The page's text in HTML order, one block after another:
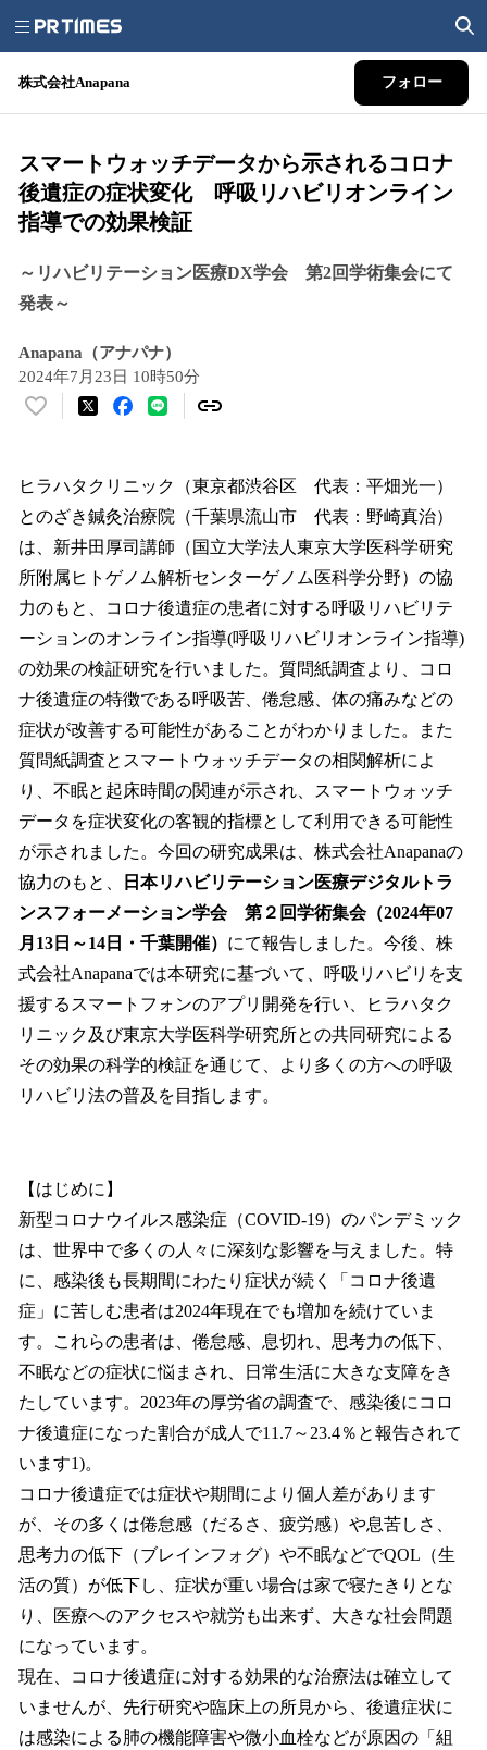
株式会社Anapana フォロー
スマートウォッチデータから示されるコロナ
後遺症の症状変化 呼吸リハビリオンライン
指導での効果検証
～リハビリテーション医療DX学会 第2回学術集会にて
発表～
Anapana（アナパナ）
2024年7月23日 10時50分
い
！
数
を
読
み
込
み
中
で
す
ヒラハタクリニック（東京都渋谷区 代表：平畑光一）
とのざき鍼灸治療院（千葉県流山市 代表：野崎真治）
は、新井田厚司講師（国立大学法人東京大学医科学研究
所附属ヒトゲノム解析センターゲノム医科学分野）の協
力のもと、コロナ後遺症の患者に対する呼吸リハビリテ
ーションのオンライン指導(呼吸リハビリオンライン指導)
の効果の検証研究を行いました。質問紙調査より、コロ
ナ後遺症の特徴である呼吸苦、倦怠感、体の痛みなどの
症状が改善する可能性があることがわかりました。また
質問紙調査とスマートウォッチデータの相関解析によ
り、不眠と起床時間の関連が示され、スマートウォッチ
データを症状変化の客観的指標として利用できる可能性
が示されました。今回の研究成果は、株式会社Anapanaの
協力のもと、
日本リハビリテーション医療デジタルトラ
ンスフォーメーション学会 第２回学術集会（2024年07
月13日～14日・千葉開催） にて報告しました。今後、株
式会社Anapanaでは本研究に基づいて、呼吸リハビリを支
援するスマートフォンのアプリ開発を行い、ヒラハタク
リニック及び東京大学医科学研究所との共同研究による
その効果の科学的検証を通じて、より多くの方への呼吸
リハビリ法の普及を目指します。
【はじめに】
新型コロナウイルス感染症（COVID-19）のパンデミック
は、世界中で多くの人々に深刻な影響を与えました。特
に、感染後も長期間にわたり症状が続く「コロナ後遺
症」に苦しむ患者は2024年現在でも増加を続けていま
す。これらの患者は、倦怠感、息切れ、思考力の低下、
不眠などの症状に悩まされ、日常生活に大きな支障をき
たしています。2023年の厚労省の調査で、感染後にコロ
ナ後遺症になった割合が成人で11.7～23.4％と報告されて
います1)。
コロナ後遺症では症状や期間により個人差があります
が、その多くは倦怠感（だるさ、疲労感）や息苦しさ、
思考力の低下（ブレインフォグ）や不眠などでQOL（生
活の質）が低下し、症状が重い場合は家で寝たきりとな
り、医療へのアクセスや就労も出来ず、大きな社会問題
になっています。
現在、コロナ後遺症に対する効果的な治療法は確立して
いませんが、先行研究や臨床上の所見から、後遺症状に
は感染による肺の機能障害や微小血栓などが原因の「組